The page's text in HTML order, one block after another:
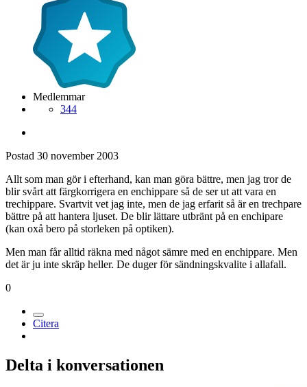
Medlemmar
344
Postad 30 november 2003
Allt som man gör i efterhand, kan man göra bättre, men jag tror de
blir svårt att färgkorrigera en enchippare så de ser ut att vara en
trechippare. Svartvit vet jag inte, men de jag erfarit så är en trechpare
bättre på att hantera ljuset. De blir lättare utbränt på en enchipare
(kan oxå bero på storleken på optiken).
Men man får alltid räkna med något sämre med en enchippare. Men
det är ju inte skräp heller. De duger för sändningskvalite i allafall.
0
Citera
Delta i konversationen